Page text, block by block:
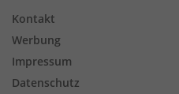
Kontakt
Werbung
Impressum
Datenschutz